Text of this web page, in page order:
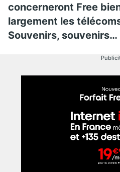
concerneront Free
largement les
Souvenirs, souvenirs…